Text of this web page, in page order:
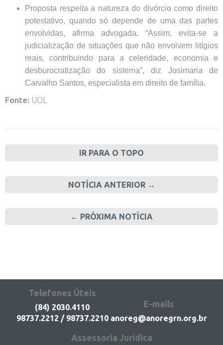
Proposta respeita a natureza do divórcio como direito
potestativo, quando só depende de uma das partes
envolvidas, afirma advogada. “Assim, evita-se a
judicialização de situações que não envolvem litígios
reais, contribuindo para a celeridade, economia e
desburocratização do sistema”, diz Josimaria de
Carvalho Santos, especialista em direito de família.
Fonte: UOL
IR PARA O TOPO
NOTÍCIA ANTERIOR →
← PRÓXIMA NOTÍCIA
Telefones Úteis
(84) 2030.4110
98737.2212 / 98737.2210
E-mails
anoreg@anoregrn.org.br
Assessoria Jurídica